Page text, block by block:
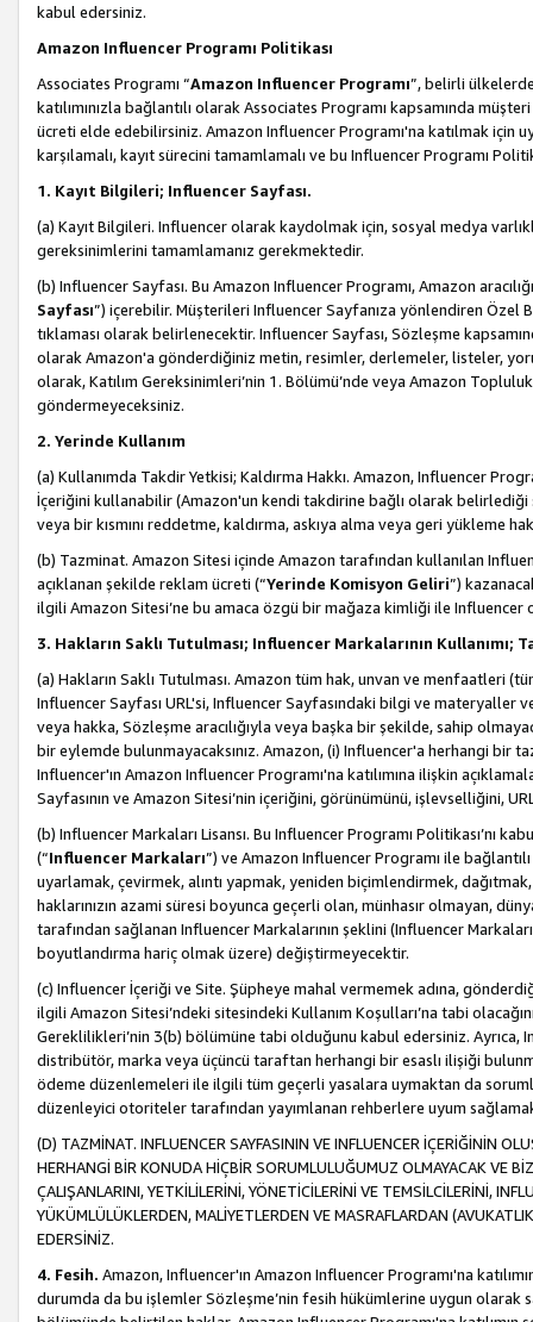
kabul edersiniz.
Amazon Influencer Programı Politikası
Associates Programı “Amazon Influencer Programı”, belirli
katılımınızla bağlantılı olarak Associates Programı kapsamında
ücreti elde edebilirsiniz. Amazon Influencer Programı'na katılmak için
karşılamalı, kayıt sürecini tamamlamalı ve bu Influencer Programı
1. Kayıt Bilgileri; Influencer Sayfası.
(a) Kayıt Bilgileri. Influencer olarak kaydolmak için, sosyal medya
gereksinimlerini tamamlamanız gerekmektedir.
(b) Influencer Sayfası. Bu Amazon Influencer Programı, Amazon
Sayfası”) içerebilir. Müşterileri Influencer Sayfanıza yönlendiren Özel
tıklaması olarak belirlenecektir. Influencer Sayfası, Sözleşme
olarak Amazon'a gönderdiğiniz metin, resimler, derlemeler, listeler,
olarak, Katılım Gereksinimleri’nin 1. Bölümü’nde veya Amazon
göndermeyeceksiniz.
2. Yerinde Kullanım
(a) Kullanımda Takdir Yetkisi; Kaldırma Hakkı. Amazon, Influencer
İçeriğini kullanabilir (Amazon'un kendi takdirine bağlı olarak belirlediği
veya bir kısmını reddetme, kaldırma, askıya alma veya geri yükleme
(b) Tazminat. Amazon Sitesi içinde Amazon tarafından kullanılan
açıklanan şekilde reklam ücreti (“Yerinde Komisyon Geliri”)
ilgili Amazon Sitesi’ne bu amaca özgü bir mağaza kimliği ile Influencer
3. Hakların Saklı Tutulması; Influencer Markalarının Kullanımı;
(a) Hakların Saklı Tutulması. Amazon tüm hak, unvan ve menfaatleri
Influencer Sayfası URL'si, Influencer Sayfasındaki bilgi ve materyaller
veya hakka, Sözleşme aracılığıyla veya başka bir şekilde, sahip
bir eylemde bulunmayacaksınız. Amazon, (i) Influencer'a herhangi bir
Influencer'ın Amazon Influencer Programı'na katılımına ilişkin
Sayfasının ve Amazon Sitesi’nin içeriğini, görünümünü, işlevselliğini,
(b) Influencer Markaları Lisansı. Bu Influencer Programı Politikası’nı
(“Influencer Markaları”) ve Amazon Influencer Programı ile
uyarlamak, çevirmek, alıntı yapmak, yeniden biçimlendirmek,
haklarınızın azami süresi boyunca geçerli olan, münhasır olmayan,
tarafından sağlanan Influencer Markalarının şeklini (Influencer
boyutlandırma hariç olmak üzere) değiştirmeyecektir.
(c) Influencer İçeriği ve Site. Şüpheye mahal vermemek adına,
ilgili Amazon Sitesi’ndeki sitesindeki Kullanım Koşulları’na tabi
Gereklilikleri’nin 3(b) bölümüne tabi olduğunu kabul edersiniz. Ayrıca,
distribütör, marka veya üçüncü taraftan herhangi bir esaslı ilişiği
ödeme düzenlemeleri ile ilgili tüm geçerli yasalara uymaktan da
düzenleyici otoriteler tarafından yayımlanan rehberlere uyum
(D) TAZMİNAT. INFLUENCER SAYFASININ VE INFLUENCER İÇERİĞİNİN
HERHANGİ BİR KONUDA HİÇBİR SORUMLULUĞUMUZ OLMAYACAK VE
ÇALIŞANLARINI, YETKİLİLERİNİ, YÖNETİCİLERİNİ VE TEMSİLCİLERİNİ,
YÜKÜMLÜLÜKLERDEN, MALİYETLERDEN VE MASRAFLARDAN
EDERSİNİZ.
4. Fesih. Amazon, Influencer'ın Amazon Influencer Programı'na
durumda da bu işlemler Sözleşme’nin fesih hükümlerine uygun olarak